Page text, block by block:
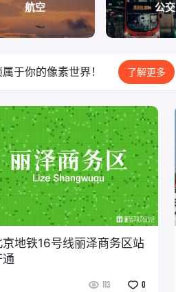
航空 公交
于你的像素世界！ 了解更多
京地铁16号线丽泽商务区站
通
113 0